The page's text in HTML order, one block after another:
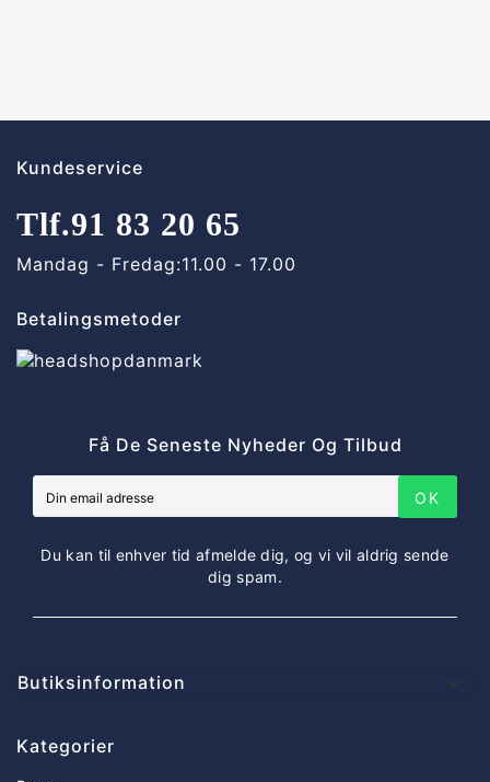
Kundeservice
Tlf.91 83 20 65
Mandag - Fredag:11.00 - 17.00
Betalingsmetoder
Få De Seneste Nyheder Og Tilbud
OK
Du kan til enhver tid afmelde dig, og vi vil aldrig sende
dig spam.
Butiksinformation
Kategorier